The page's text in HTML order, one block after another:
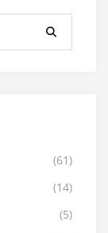
(61)
(14)
(5)